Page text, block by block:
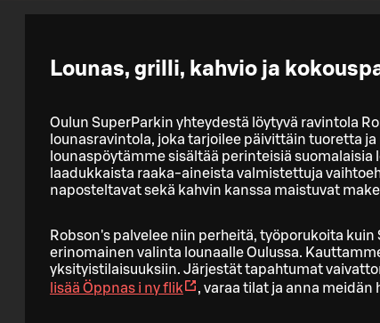
Lounas, grilli, kahvio ja
Oulun SuperParkin yhteydestä löytyvä ravintola
lounasravintola, joka tarjoilee päivittäin tuoretta
lounaspöytämme sisältää perinteisiä suomalaisia
laadukkaista raaka-aineista valmistettuja
naposteltavat sekä kahvin kanssa maistuvat
Robson's palvelee niin perheitä, työporukoita
erinomainen valinta lounaalle Oulussa.
yksityistilaisuuksiin. Järjestät tapahtumat
lisää Öppnas i ny flik , varaa tilat ja anna meidän